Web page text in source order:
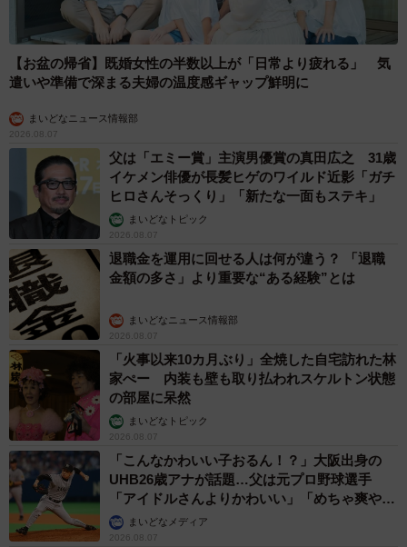
【お盆の帰省】既婚女性の半数以上が「日常より疲れる」 気
遣いや準備で深まる夫婦の温度感ギャップ鮮明に
まいどなニュース情報部
2026.08.07
父は「エミー賞」主演男優賞の真田広之 31歳
イケメン俳優が長髪ヒゲのワイルド近影「ガチ
ヒロさんそっくり」「新たな一面もステキ」
まいどなトピック
2026.08.07
退職金を運用に回せる人は何が違う？ 「退職
金額の多さ」より重要な“ある経験”とは
まいどなニュース情報部
2026.08.07
「火事以来10カ月ぶり」全焼した自宅訪れた林
家ぺー 内装も壁も取り払われスケルトン状態
の部屋に呆然
まいどなトピック
2026.08.07
「こんなかわいい子おるん！？」大阪出身の
UHB26歳アナが話題…父は元プロ野球選手
「アイドルさんよりかわいい」「めちゃ爽や
か」まいどなメディア
2026.08.07